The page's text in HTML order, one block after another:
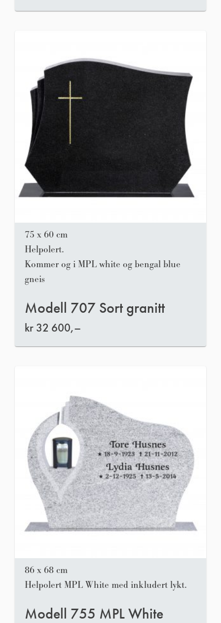
75 x 60 cm
Helpolert.
Kommer og i MPL white og bengal blue
gneis
Modell 707 Sort granitt
kr 32 600,–
86 x 68 cm
Helpolert MPL White med inkludert lykt.
Modell 755 MPL White